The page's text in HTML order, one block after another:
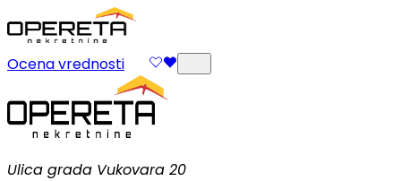
Ocena vrednosti
Ulica grada Vukovara 20